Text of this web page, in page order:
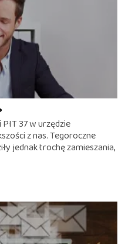
37 w urzędzie
z nas. Tegoroczne
jednak trochę zamieszania,